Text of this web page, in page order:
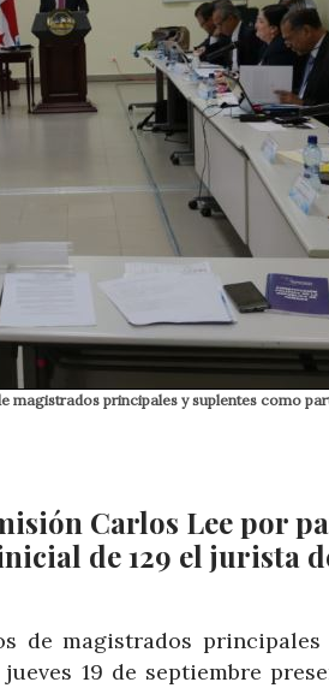
magistrados principales y suplentes como
Carlos Lee por
de 129 el jurista
de magistrados
19 de septiembre